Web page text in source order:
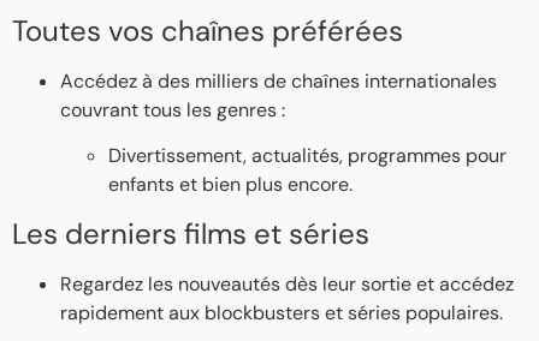
Toutes vos chaînes préférées
Accédez à des milliers de chaînes internationales
couvrant tous les genres :
Divertissement, actualités, programmes pour
enfants et bien plus encore.
Les derniers films et séries
Regardez les nouveautés dès leur sortie et accédez
rapidement aux blockbusters et séries populaires.